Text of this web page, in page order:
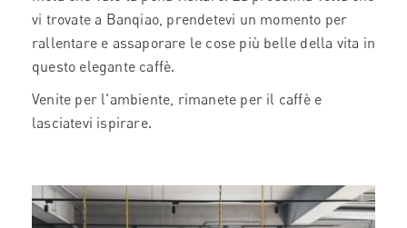
vi trovate a Banqiao, prendetevi un momento per
rallentare e assaporare le cose più belle della vita in
questo elegante caffè.
Venite per l'ambiente, rimanete per il caffè e
lasciatevi ispirare.